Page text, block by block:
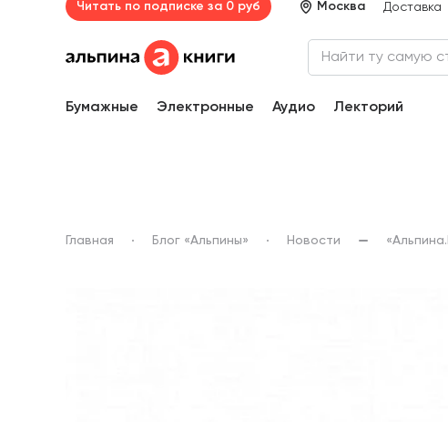
Читать по подписке за 0 руб Москва Доставка
Бумажные Электронные Аудио Лекторий
Главная Блог «Альпины» Новости